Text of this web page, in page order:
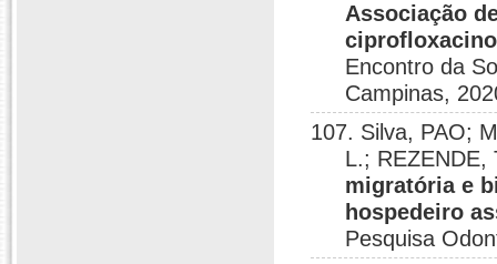
Associação
Encontro da
Campinas,
107. Silva, PAO;
L.;
migratória e
hospedeiro
Pesquisa